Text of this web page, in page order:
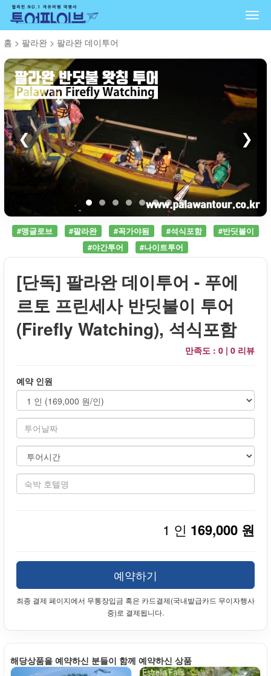
홈 > 팔라완 > 팔라완 데이투어
❮ ❯
#맹글로브 #팔라완 #꼭가야됨 #석식포함
#반딧불이
#야간투어
#나이트투어
[단독] 팔라완 데이투어 - 푸에
르토 프린세사 반딧불이 투어
(Firefly Watching), 석식포함
만족도 : 0 | 0 리뷰
예약 인원
1 인 169,000 원
예약하기
최종 결제 페이지에서 무통장입금 혹은 카드결제(국내발급카드 무이자행사
중)로 결제됩니다.
해당상품을 예약하신 분들이 함께 예약하신 상품